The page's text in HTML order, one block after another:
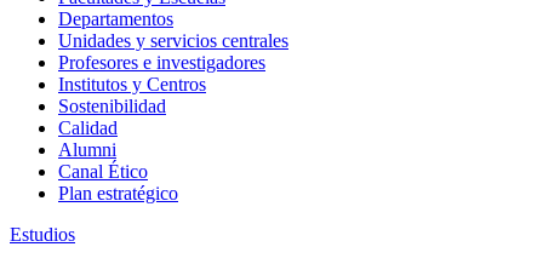
Departamentos
Unidades y servicios centrales
Profesores e investigadores
Institutos y Centros
Sostenibilidad
Calidad
Alumni
Canal Ético
Plan estratégico
Estudios